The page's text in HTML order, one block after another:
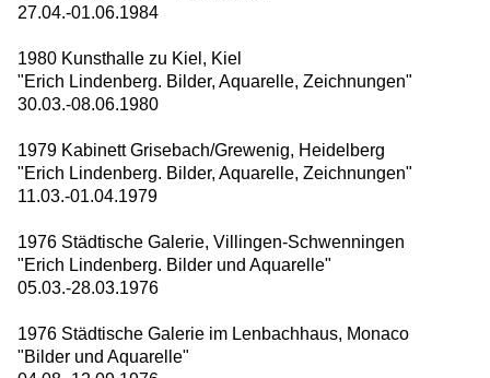
27.04.-01.06.1984
1980 Kunsthalle zu Kiel, Kiel
"Erich Lindenberg. Bilder, Aquarelle, Zeichnungen"
30.03.-08.06.1980
1979 Kabinett Grisebach/Grewenig, Heidelberg
"Erich Lindenberg. Bilder, Aquarelle, Zeichnungen"
11.03.-01.04.1979
1976 Städtische Galerie, Villingen-Schwenningen
"Erich Lindenberg. Bilder und Aquarelle"
05.03.-28.03.1976
1976 Städtische Galerie im Lenbachhaus, Monaco
"Bilder und Aquarelle"